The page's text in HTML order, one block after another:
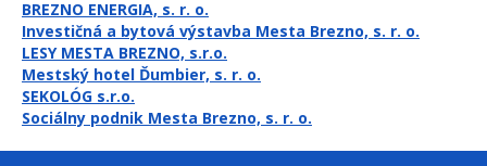
BREZNO ENERGIA, s. r. o.
Investičná a bytová výstavba Mesta Brezno, s. r. o.
LESY MESTA BREZNO, s.r.o.
Mestský hotel Ďumbier, s. r. o.
SEKOLÓG s.r.o.
Sociálny podnik Mesta Brezno, s. r. o.